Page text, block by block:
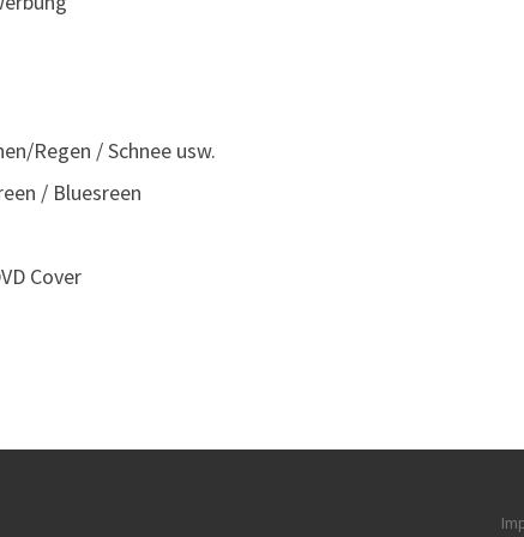
Regen / Schnee usw.
/ Bluesreen
Cover